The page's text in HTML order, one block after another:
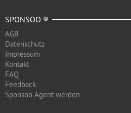
SPONSOO ®
AGB
Datenschutz
Impressum
Kontakt
FAQ
Feedback
Sponsoo Agent werden